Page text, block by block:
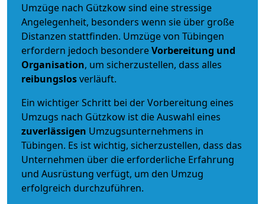
Umzüge nach Gützkow sind eine stressige
Angelegenheit, besonders wenn sie über große
Distanzen stattfinden. Umzüge von Tübingen
erfordern jedoch besondereVorbereitung und
Organisation, um sicherzustellen, dass alles
reibungslosverläuft.
Ein wichtiger Schritt bei der Vorbereitung eines
Umzugs nach Gützkow ist die Auswahl eines
zuverlässigen Umzugsunternehmens in
Tübingen. Es ist wichtig, sicherzustellen, dass das
Unternehmen über die erforderliche Erfahrung
und Ausrüstung verfügt, um den Umzug
erfolgreich durchzuführen.